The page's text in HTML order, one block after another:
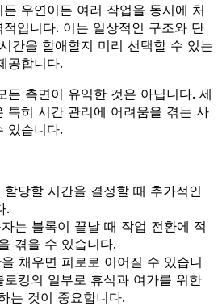
우연이든 여러 작업을 동시에 처
입니다. 이는 일상적인 구조와 단
간을 할애할지 미리 선택할 수 있는
공합니다.
든 측면이 유익한 것은 아닙니다. 세
특히 시간 관리에 어려움을 겪는 사
있습니다.
할당할 시간을 결정할 때 추가적인
.
는 블록이 끝날 때 작업 전환에 적
겪을 수 있습니다.
채우면 피로로 이어질 수 있습니
로킹의 일부로 휴식과 여가를 위한
는 것이 중요합니다.